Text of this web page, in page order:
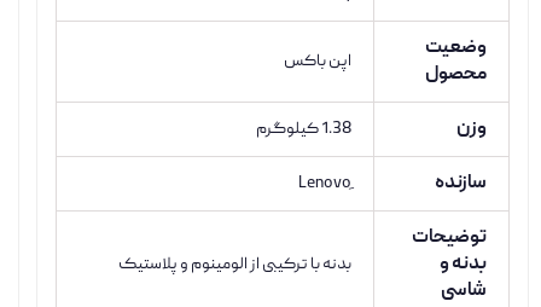
وضعیت
محصول
اپن باکس
وزن 1.38 کیلوگرم
سازنده
توضیحات
بدنه و
شاسی
بدنه با ترکیبی از الومینوم و پلاستیک